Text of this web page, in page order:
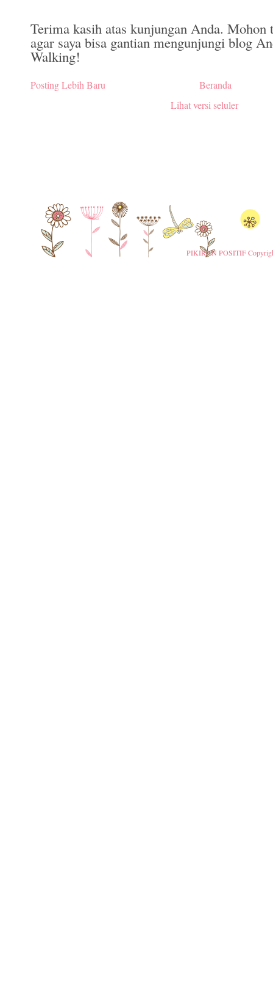
Terima kasih atas kunjungan Anda. Mohon
agar saya bisa gantian mengunjungi blog
Walking!
Posting Lebih Baru
Beranda
Lihat versi seluler
PIKIRAN POSITIF